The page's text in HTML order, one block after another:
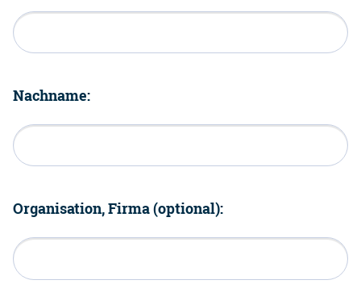
Nachname:
Organisation, Firma (optional):